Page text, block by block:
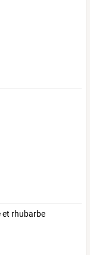
et rhubarbe